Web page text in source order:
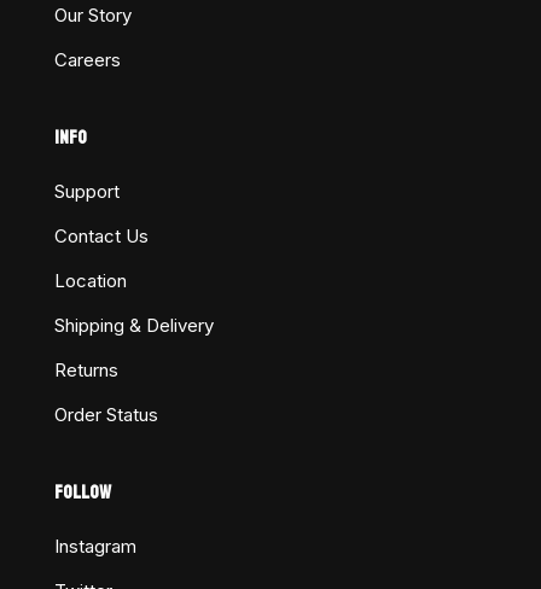
Our Story
Careers
INFO
Support
Contact Us
Location
Shipping & Delivery
Returns
Order Status
FOLLOW
Instagram